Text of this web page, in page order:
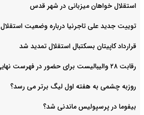
استقلال خواهان میزبانی در شهر قدس
توییت جدید علی تاجرنیا درباره وضعیت استقلال
قرارداد کاپیتان بسکتبال استقلال تمدید شد
رقابت ۲۸ والیبالیست برای حضور در فهرست نهایی
روزبه چشمی به هفته اول لیگ برتر می رسد؟
بیفوما در پرسپولیس ماندنی شد؟